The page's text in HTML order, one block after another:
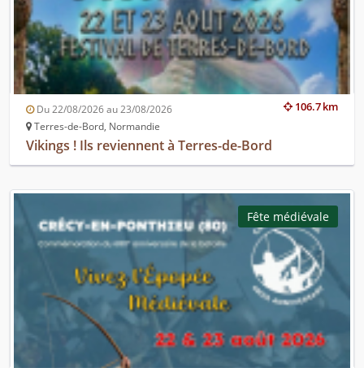
106.7 km
Du 22/08/2026 au 23/08/2026
Terres-de-Bord, Normandie
Vikings ! Ils reviennent à Terres-de-Bord
Fête médiévale